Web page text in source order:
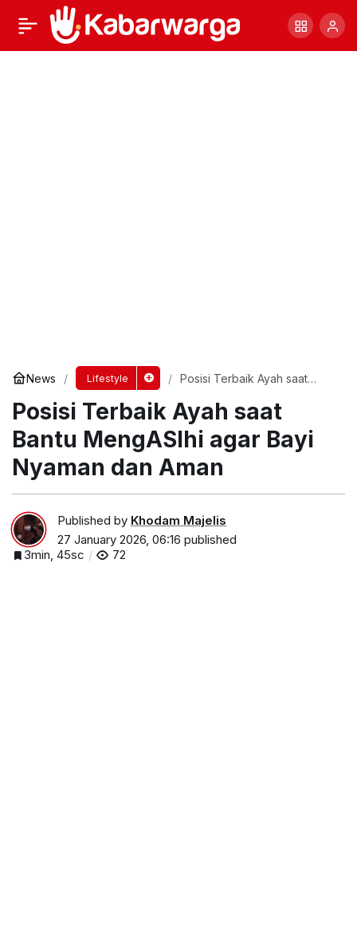
News Lifestyle
Posisi Terbaik Ayah saat
Nyaman dan Aman
Posisi Terbaik Ayah saat
Bantu MengASIhi agar Bayi
Nyaman dan Aman
Published by Khodam Majelis
27 January 2026, 06:16 published
3min, 45sc
72